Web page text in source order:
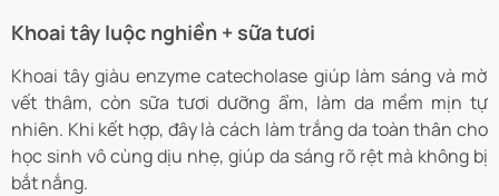
Khoai tây luộc nghiền + sữa tươi
Khoai tây giàu enzyme catecholase giúp làm sáng và mờ
vết thâm, còn sữa tươi dưỡng ẩm, làm da mềm mịn tự
nhiên. Khi kết hợp, đây là cách làm trắng da toàn thân cho
học sinh vô cùng dịu nhẹ, giúp da sáng rõ rệt mà không bị
bắt nắng.